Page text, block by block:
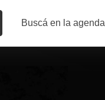
Buscá en la agenda